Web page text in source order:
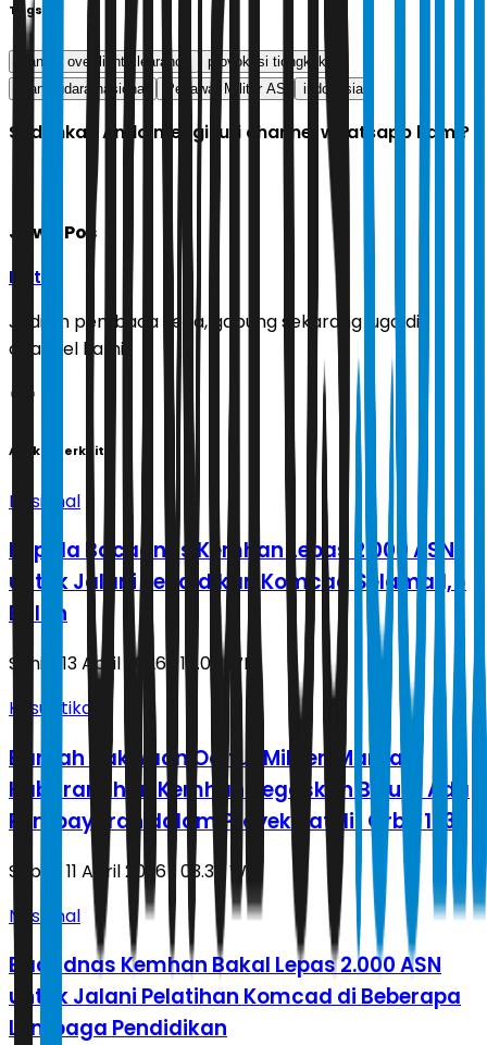
Tags
blanket overflight clearance
provokasi tiongkok
ruang udara nasional
Pesawat Militer AS indonesia
Sudahkah Anda mengikuti channel whatsapp kami?
Jawa Pos
Ikuti
Jadilah pembaca setia, gabung sekarang juga di
channel kami!
Artikel Terkait
Nasional
Kepala Bacadnas Kemhan Lepas 2.000 ASN
untuk Jalani Pendidikan Komcad Selama 1,5
Bulan
Senin, 13 April 2026 | 17.00 WIB
Kasuistika
Bantah Dakwaan Oditur Militer, Mantan
Kabaranahan Kemhan Tegaskan Belum Ada
Pembayaran dalam Proyek Satelit Orbit 123
Sabtu, 11 April 2026 | 03.36 WIB
Nasional
Bacadnas Kemhan Bakal Lepas 2.000 ASN
untuk Jalani Pelatihan Komcad di Beberapa
Lembaga Pendidikan